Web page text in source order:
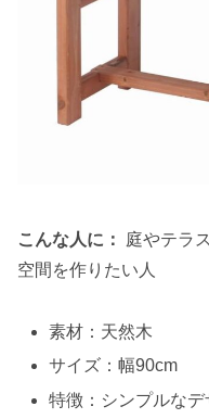
こんな人に：
庭やテラ
空間を作りたい人
素材：天然木
サイズ：幅90cm
特徴：シンプルな